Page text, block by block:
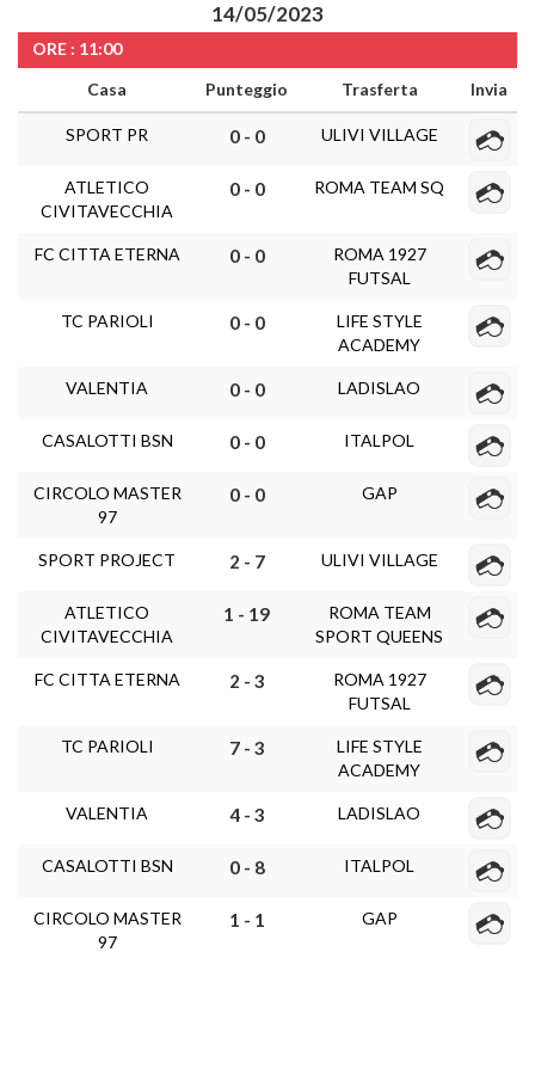
14/05/2023
ORE : 11:00
Casa
Punteggio Trasferta Invia
SPORT PR 0 - 0 ULIVI VILLAGE
ATLETICO
CIVITAVECCHIA
0 - 0 ROMA TEAM SQ
FC CITTA ETERNA 0 - 0
ROMA 1927
FUTSAL
TC PARIOLI 0 - 0
LIFE STYLE
ACADEMY
VALENTIA 0 - 0 LADISLAO
CASALOTTI BSN 0 - 0 ITALPOL
CIRCOLO MASTER
97
0 - 0 GAP
SPORT PROJECT 2 - 7 ULIVI VILLAGE
ATLETICO
CIVITAVECCHIA
1 - 19
ROMA TEAM
SPORT QUEENS
FC CITTA ETERNA 2 - 3
ROMA 1927
FUTSAL
TC PARIOLI 7 - 3
LIFE STYLE
ACADEMY
VALENTIA 4 - 3 LADISLAO
CASALOTTI BSN 0 - 8 ITALPOL
CIRCOLO MASTER
97
1 - 1 GAP